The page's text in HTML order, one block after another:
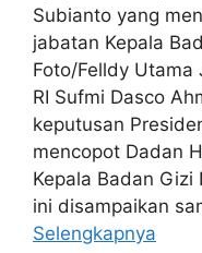
Subianto yang
jabatan Kepala
Foto/Felldy Utama
RI Sufmi Dasco
keputusan
mencopot Dadan
Kepala Badan Gizi
ini disampaikan
Selengkapnya